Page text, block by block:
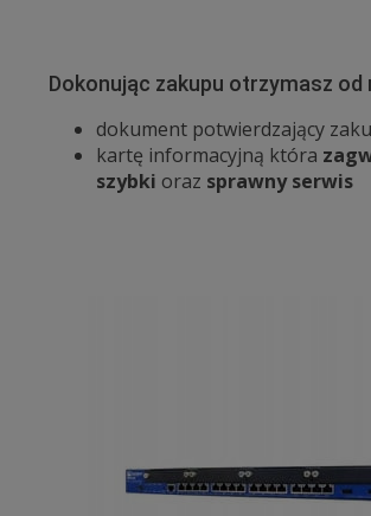
Dokonując zakupu otrzymasz od
dokument potwierdzający
kartę informacyjną która
szybki oraz sprawny serwis